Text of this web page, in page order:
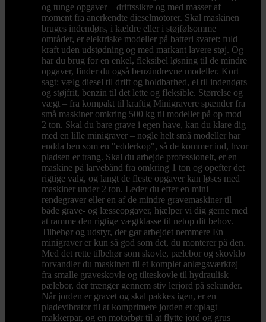
og tunge opgaver – driftssikre og med masser af
moment fra anerkendte dieselmotorer. Skal maskinen
bruges indendørs, i kældre eller i støjfølsomme
områder, er elektriske modeller på batteri svaret: fuld
kraft uden udstødning og med markant lavere støj. Og
har du brug for en enkel, fleksibel løsning til de mindre
opgaver, finder du også benzindrevne modeller. Kort
sagt: vælg diesel til drift og holdbarhed, el til indendørs
og støjfrit, benzin til det lette og fleksible. Størrelse og
vægt – fra kompakt til kraftig Minigravere spænder fra
små maskiner omkring 500 kg til modeller på op mod
2 ton. Skal du bare grave i egen have, kan du klare dig
med en lille minigraver – nogle helt små modeller har
endda ben som en "edderkop", så de kommer ind, hvor
pladsen er trang. Skal du arbejde professionelt, er en
maskine på larvebånd fra omkring 1 ton og opefter det
rigtige valg, og langt de fleste opgaver kan løses med
maskiner under 2 ton. Leder du efter en mini
rendegraver eller en af de mindre gravemaskiner til
både grave- og læsseopgaver, hjælper vi dig gerne med
at ramme den rigtige vægtklasse til netop dit behov.
Tilbehør og udstyr, der gør arbejdet nemmere En
minigraver er kun så god som det, du monterer på den.
Med det rette tilbehør som skovle, pælebor og skovklo
forvandler du maskinen til et komplet anlægsværktøj –
fra smalle graveskovle og tilteskovle til hydraulisk
pælebor, der trænger gennem stiv lerjord på sekunder.
Når jorden er gravet og skal pakkes igen, er en
pladevibrator til at komprimere jorden et oplagt
makkerpar, og en motorbør til at flytte jord og grus